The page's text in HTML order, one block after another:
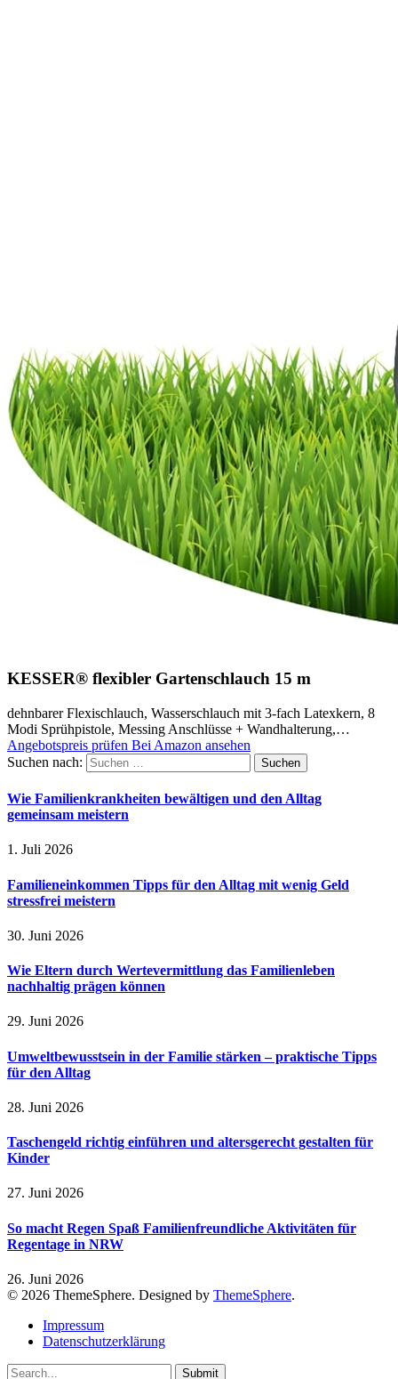
KESSER® flexibler Gartenschlauch 15 m
dehnbarer Flexischlauch, Wasserschlauch mit 3-fach Latexkern, 8
Modi Sprühpistole, Messing Anschlüsse + Wandhalterung,…
Angebotspreis prüfen Bei Amazon ansehen
Suchen nach:
Wie Familienkrankheiten bewältigen und den Alltag
gemeinsam meistern
1. Juli 2026
Familieneinkommen Tipps für den Alltag mit wenig Geld
stressfrei meistern
30. Juni 2026
Wie Eltern durch Wertevermittlung das Familienleben
nachhaltig prägen können
29. Juni 2026
Umweltbewusstsein in der Familie stärken – praktische Tipps
für den Alltag
28. Juni 2026
Taschengeld richtig einführen und altersgerecht gestalten für
Kinder
27. Juni 2026
So macht Regen Spaß Familienfreundliche Aktivitäten für
Regentage in NRW
26. Juni 2026
© 2026 ThemeSphere. Designed by ThemeSphere.
Impressum
Datenschutzerklärung
Submit